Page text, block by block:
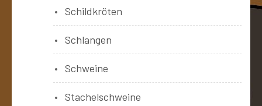
Schildkröten
Schlangen
Schweine
Stachelschweine